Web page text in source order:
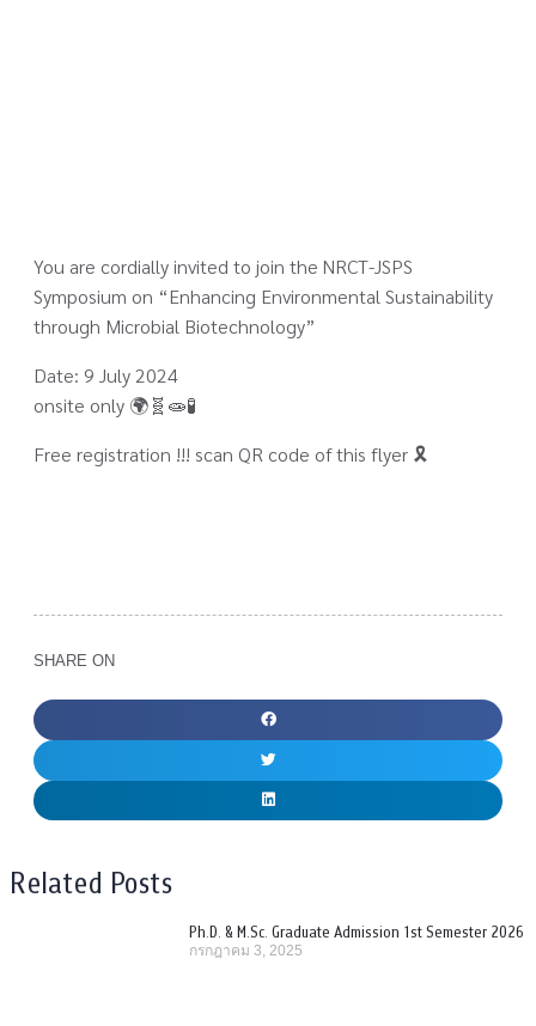
You are cordially invited to join the NRCT-JSPS
Symposium on “Enhancing Environmental Sustainability
through Microbial Biotechnology”
Date: 9 July 2024
onsite only 🌍🧬🧫🧪
Free registration !!! scan QR code of this flyer 🎗️
SHARE ON
Related Posts
Ph.D. & M.Sc. Graduate Admission 1st Semester 2026
กรกฎาคม 3, 2025